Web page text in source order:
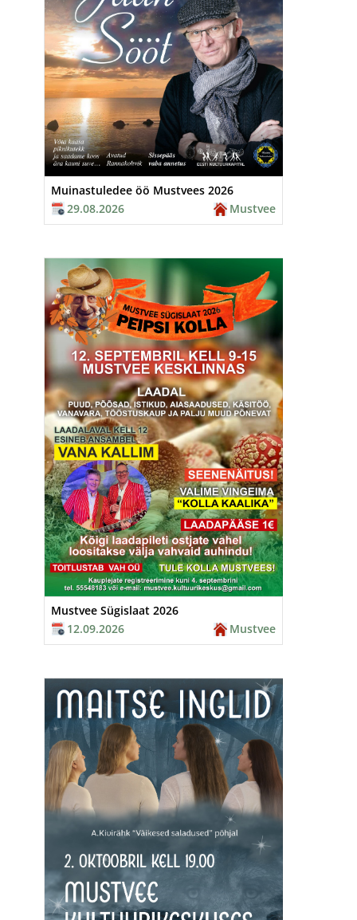
Muinastuledee öö Mustvees 2026
29.08.2026
Mustvee
Mustvee Sügislaat 2026
12.09.2026
Mustvee